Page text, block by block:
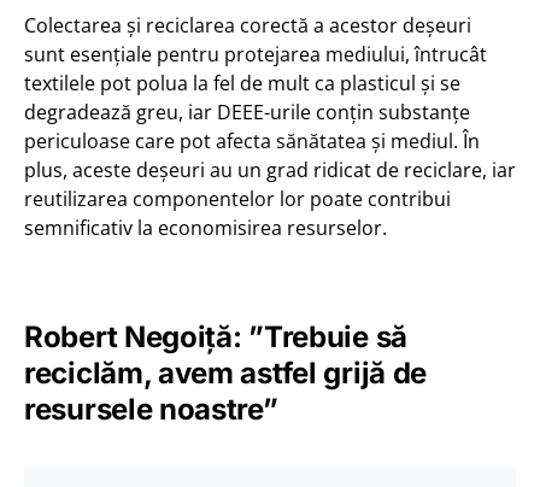
Colectarea și reciclarea corectă a acestor deșeuri
sunt esențiale pentru protejarea mediului, întrucât
textilele pot polua la fel de mult ca plasticul și se
degradează greu, iar DEEE-urile conțin substanțe
periculoase care pot afecta sănătatea și mediul. În
plus, aceste deșeuri au un grad ridicat de reciclare, iar
reutilizarea componentelor lor poate contribui
semnificativ la economisirea resurselor.
Robert Negoiță: ”Trebuie să
reciclăm, avem astfel grijă de
resursele noastre”